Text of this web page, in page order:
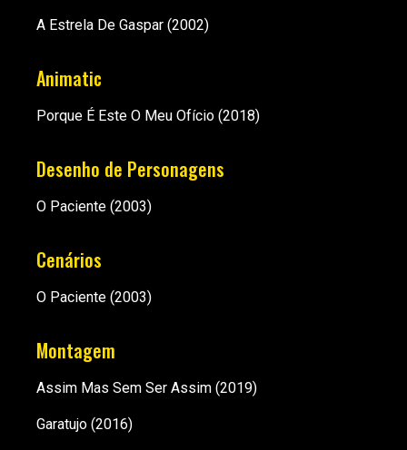
A Estrela De Gaspar (2002)
Animatic
Porque É Este O Meu Ofício (2018)
Desenho de Personagens
O Paciente (2003)
Cenários
O Paciente (2003)
Montagem
Assim Mas Sem Ser Assim (2019)
Garatujo (2016)